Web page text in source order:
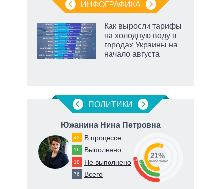
ИНФОГРАФИКА
Как выросли тарифы
на холодную воду в
городах Украины на
начало августа
ПОЛИТИКИ
Южанина Нина Петровна
42 В процессе
16 Выполнено
18 Не выполнено
76 Всего
24
21
55
21%
выполнено